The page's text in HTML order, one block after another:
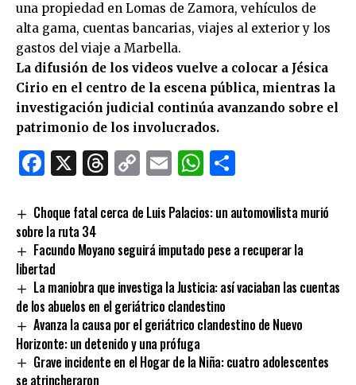
una propiedad en Lomas de Zamora, vehículos de
alta gama, cuentas bancarias, viajes al exterior y los
gastos del viaje a Marbella.
La difusión de los videos vuelve a colocar a Jésica
Cirio en el centro de la escena pública, mientras la
investigación judicial continúa avanzando sobre el
patrimonio de los involucrados.
Facebook
X Threads
CopyEmailWhatsApp
Choque fatal cerca de Luis Palacios: un automovilista murió
sobre la ruta 34
Facundo Moyano seguirá imputado pese a recuperar la
libertad
La maniobra que investiga la Justicia: así vaciaban las cuentas
de los abuelos en el geriátrico clandestino
Avanza la causa por el geriátrico clandestino de Nuevo
Horizonte: un detenido y una prófuga
Grave incidente en el Hogar de la Niña: cuatro adolescentes
se atrincheraron